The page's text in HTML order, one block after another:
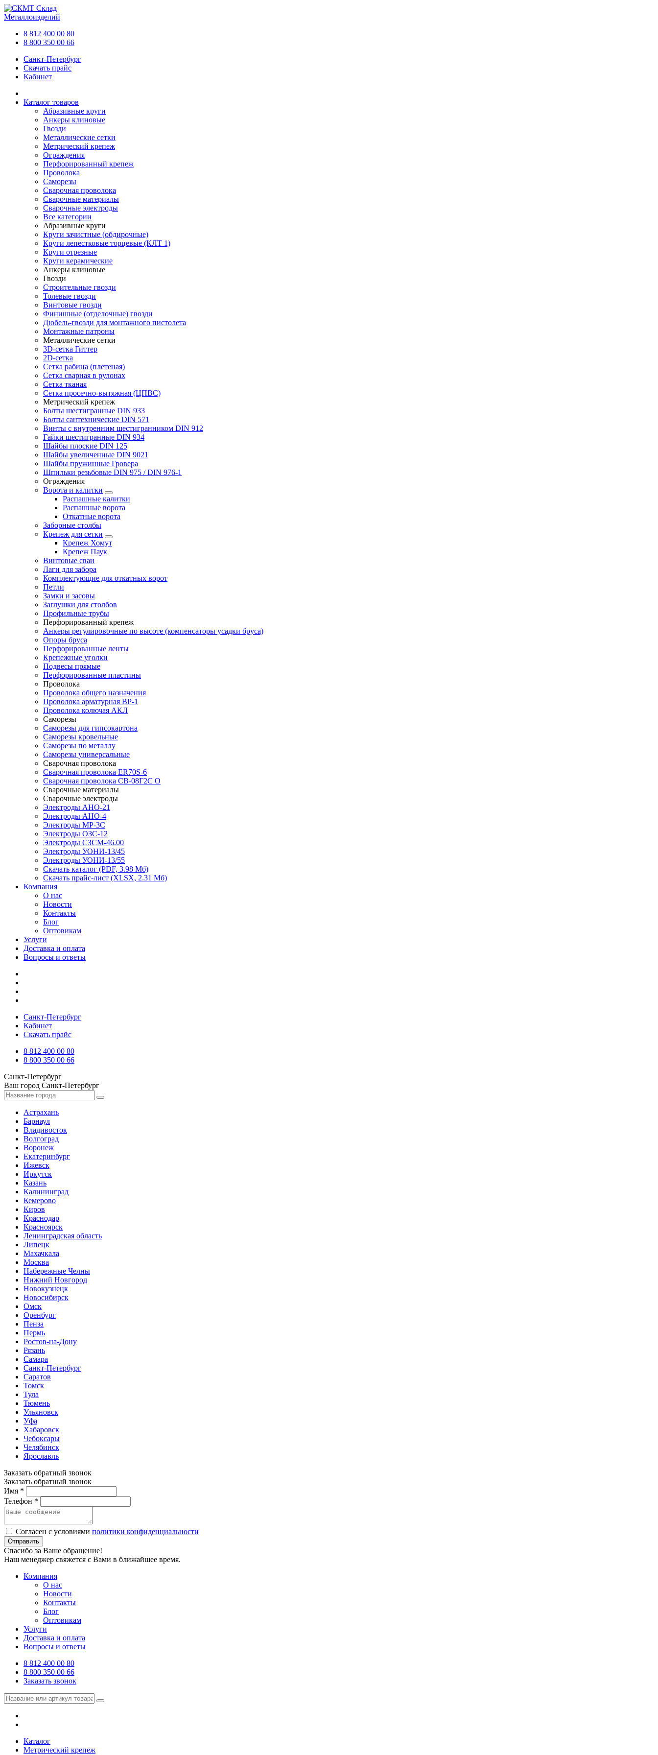
Склад
Металлоизделий
8 812 400 00 80
8 800 350 00 66
Санкт-Петербург
Скачать прайс
Кабинет
Каталог товаров
Абразивные круги
Анкеры клиновые
Гвозди
Металлические сетки
Метрический крепеж
Ограждения
Перфорированный крепеж
Проволока
Саморезы
Сварочная проволока
Сварочные материалы
Сварочные электроды
Все категории
Абразивные круги
Круги зачистные (обдирочные)
Круги лепестковые торцевые (КЛТ 1)
Круги отрезные
Круги керамические
Анкеры клиновые
Гвозди
Строительные гвозди
Толевые гвозди
Винтовые гвозди
Финишные (отделочные) гвозди
Дюбель-гвозди для монтажного пистолета
Монтажные патроны
Металлические сетки
3D-сетка Гиттер
2D-сетка
Сетка рабица (плетеная)
Сетка сварная в рулонах
Сетка тканая
Сетка просечно-вытяжная (ЦПВС)
Метрический крепеж
Болты шестигранные DIN 933
Болты сантехнические DIN 571
Винты с внутренним шестигранником DIN 912
Гайки шестигранные DIN 934
Шайбы плоские DIN 125
Шайбы увеличенные DIN 9021
Шайбы пружинные Гровера
Шпильки резьбовые DIN 975 / DIN 976-1
Ограждения
Ворота и калитки
Распашные калитки
Распашные ворота
Откатные ворота
Заборные столбы
Крепеж для сетки
Крепеж Хомут
Крепеж Паук
Винтовые сваи
Лаги для забора
Комплектующие для откатных ворот
Петли
Замки и засовы
Заглушки для столбов
Профильные трубы
Перфорированный крепеж
Анкеры регулировочные по высоте (компенсаторы усадки бруса)
Опоры бруса
Перфорированные ленты
Крепежные уголки
Подвесы прямые
Перфорированные пластины
Проволока
Проволока общего назначения
Проволока арматурная ВР-1
Проволока колючая АКЛ
Саморезы
Саморезы для гипсокартона
Саморезы кровельные
Саморезы по металлу
Саморезы универсальные
Сварочная проволока
Сварочная проволока ER70S-6
Сварочная проволока СВ-08Г2С О
Сварочные материалы
Сварочные электроды
Электроды АНО-21
Электроды АНО-4
Электроды МР-3С
Электроды ОЗС-12
Электроды СЗСМ-46.00
Электроды УОНИ-13/45
Электроды УОНИ-13/55
Скачать каталог (PDF, 3.98 Мб)
Скачать прайс-лист (XLSX, 2.31 Мб)
Компания
О нас
Новости
Контакты
Блог
Оптовикам
Услуги
Доставка и оплата
Вопросы и ответы
Санкт-Петербург
Кабинет
Скачать прайс
8 812 400 00 80
8 800 350 00 66
Санкт-Петербург
Ваш город Санкт-Петербург
Астрахань
Барнаул
Владивосток
Волгоград
Воронеж
Екатеринбург
Ижевск
Иркутск
Казань
Калининград
Кемерово
Киров
Краснодар
Красноярск
Ленинградская область
Липецк
Махачкала
Москва
Набережные Челны
Нижний Новгород
Новокузнецк
Новосибирск
Омск
Оренбург
Пенза
Пермь
Ростов-на-Дону
Рязань
Самара
Санкт-Петербург
Саратов
Томск
Тула
Тюмень
Ульяновск
Уфа
Хабаровск
Чебоксары
Челябинск
Ярославль
Заказать обратный звонок
Заказать обратный звонок
Имя *
Телефон *
Согласен с условиями политики конфиденциальности
Отправить
Спасибо за Ваше обращение!
Наш менеджер свяжется с Вами в ближайшее время.
Компания
О нас
Новости
Контакты
Блог
Оптовикам
Услуги
Доставка и оплата
Вопросы и ответы
8 812 400 00 80
8 800 350 00 66
Заказать звонок
Каталог
Метрический крепеж